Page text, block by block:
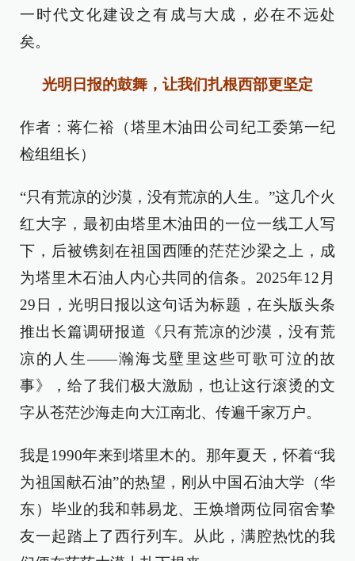
一时代文化建设之有成与大成，必在不远处
矣。
光明日报的鼓舞，让我们扎根西部更坚定
作者：蒋仁裕（塔里木油田公司纪工委第一纪
检组组长）
“只有荒凉的沙漠，没有荒凉的人生。”这几个火
红大字，最初由塔里木油田的一位一线工人写
下，后被镌刻在祖国西陲的茫茫沙梁之上，成
为塔里木石油人内心共同的信条。2025年12月
29日，光明日报以这句话为标题，在头版头条
推出长篇调研报道《只有荒凉的沙漠，没有荒
凉的人生——瀚海戈壁里这些可歌可泣的故
事》，给了我们极大激励，也让这行滚烫的文
字从苍茫沙海走向大江南北、传遍千家万户。
我是1990年来到塔里木的。那年夏天，怀着“我
为祖国献石油”的热望，刚从中国石油大学（华
东）毕业的我和韩易龙、王焕增两位同宿舍挚
友一起踏上了西行列车。从此，满腔热忱的我